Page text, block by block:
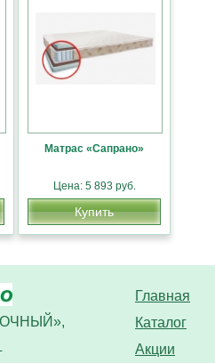
Матрас «Сапрано»
Цена: 5 893 руб.
Купить
Главная
Каталог
Акции